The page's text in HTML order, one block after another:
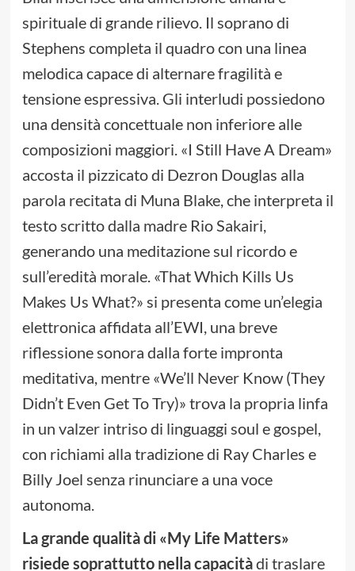
spirituale di grande rilievo. Il soprano di
Stephens completa il quadro con una linea
melodica capace di alternare fragilità e
tensione espressiva. Gli interludi possiedono
una densità concettuale non inferiore alle
composizioni maggiori. «I Still Have A Dream»
accosta il pizzicato di Dezron Douglas alla
parola recitata di Muna Blake, che interpreta il
testo scritto dalla madre Rio Sakairi,
generando una meditazione sul ricordo e
sull’eredità morale. «That Which Kills Us
Makes Us What?» si presenta come un’elegia
elettronica affidata all’EWI, una breve
riflessione sonora dalla forte impronta
meditativa, mentre «We’ll Never Know (They
Didn’t Even Get To Try)» trova la propria linfa
in un valzer intriso di linguaggi soul e gospel,
con richiami alla tradizione di Ray Charles e
Billy Joel senza rinunciare a una voce
autonoma.
La grande qualità di «My Life Matters»
risiede soprattutto nella capacitàdi traslare